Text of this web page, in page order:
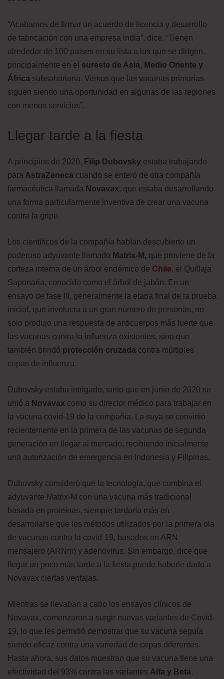
“Acabamos de firmar un acuerdo de licencia y desarrollo
de fabricación con una empresa india”, dice. “Tienen
alrededor de 100 países en su lista a los que se dirigen,
principalmente en el sureste de Asia, Medio Oriente y
África subsahariana. Vemos que las vacunas primarias
siguen siendo una oportunidad en algunas de las regiones
con menos servicios”.
Llegar tarde a la fiesta
A principios de 2020, Filip Dubovsky estaba trabajando
para AstraZeneca cuando se enteró de otra compañía
farmacéutica llamada Novavax, que estaba desarrollando
una forma particularmente inventiva de crear una vacuna
contra la gripe.
Los científicos de la compañía habían descubierto un
poderoso adyuvante llamado Matrix-M, que proviene de la
corteza interna de un árbol endémico de Chile, el Quillaja
Saponaria, conocido como el árbol de jabón. En un
ensayo de fase III, generalmente la etapa final de la prueba
inicial, que involucra a un gran número de personas, no
solo produjo una respuesta de anticuerpos más fuerte que
las vacunas contra la influenza existentes, sino que
también brindó protección cruzada contra múltiples
cepas de influenza.
Dubovsky estaba intrigado, tanto que en junio de 2020 se
unió a Novavax como su director médico para trabajar en
la vacuna covid-19 de la compañía. La suya se convirtió
recientemente en la primera de las vacunas de segunda
generación en llegar al mercado, recibiendo inicialmente
una autorización de emergencia en Indonesia y Filipinas.
Dubovsky consideró que la tecnología, que combina el
adyuvante Matrix-M con una vacuna más tradicional
basada en proteínas, siempre tardaría más en
desarrollarse que los métodos utilizados por la primera ola
de vacunas contra la covid-19, basados en ARN
mensajero (ARNm) y adenovirus. Sin embargo, dice que
llegar un poco más tarde a la fiesta puede haberle dado a
Novavax ciertas ventajas.
Mientras se llevaban a cabo los ensayos clínicos de
Novavax, comenzaron a surgir nuevas variantes de Covid-
19, lo que les permitió demostrar que su vacuna seguía
siendo eficaz contra una variedad de cepas diferentes.
Hasta ahora, sus datos muestran que su vacuna tiene una
efectividad del 93% contra las variantes Alfa y Beta,